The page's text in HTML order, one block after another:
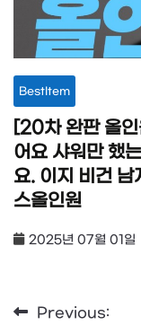
BestItem
[20차 완판 올
어요 샤워만 했
요. 이지 비건
스올인원
2025년 07월 01일
글 Previous: